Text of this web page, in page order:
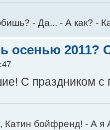
- Да... - А как? -
осенью 2011?
С праздником с
Катин бойфренд! - А я